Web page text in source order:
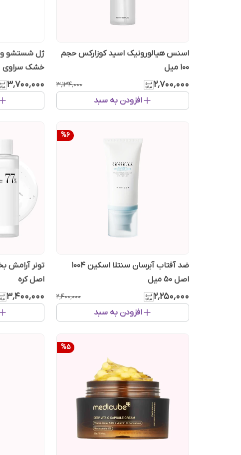
اسنس هیالورونیک اسید کوزارکس حجم
100 میل
۲٬۷۰۰٬۰۰۰ ۳٬۱۳۴٬۰۰۰
افزودن به سبد
ژل شستشو و
خشک سراوی
۳٬۷۰۰٬۰۰۰
%6
ضد آفتاب آبرسان سنتلا اسکین 1004
اصل ۵۰ میل
۲٬۲۵۰٬۰۰۰ ۲٬۴۰۰٬۰۰۰
افزودن به سبد
اصل کره
۳٬۴۰۰٬۰۰۰
%5